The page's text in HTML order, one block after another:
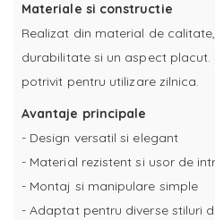
Materiale si constructie
Realizat din material de
durabilitate si un aspect placut.
potrivit pentru utilizare zilnica.
Avantaje principale
- Design versatil si elegant
- Material rezistent si usor de
- Montaj si manipulare simple
- Adaptat pentru diverse stiluri